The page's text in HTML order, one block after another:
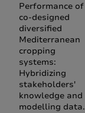
Performance of
co-designed
diversified
Mediterranean
cropping
systems:
Hybridizing
stakeholders'
knowledge and
modelling data.